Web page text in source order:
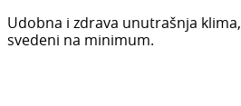
Udobna i zdrava unutrašnja
svedeni na minimum.